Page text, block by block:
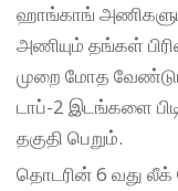
ஹாங்காங்
அணியும் தங்கள்
முறை மோத வேண்டும்.
டாப்-2 இடங்களை
தகுதி பெறும்.
தொடரின் 6 வது லீக்